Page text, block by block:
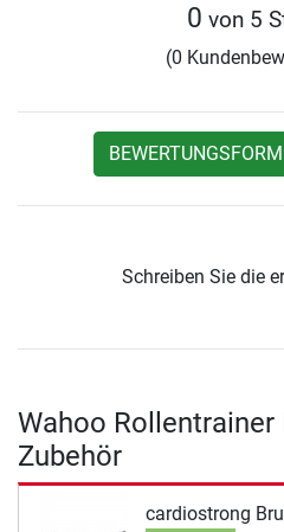
0 von 5
(0
Schreiben Sie die
Wahoo
Zubehör
cardiostrong